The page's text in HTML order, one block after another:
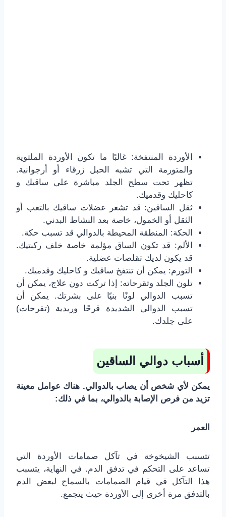
الأوردة المنتفخة: غالبًا ما تكون الأوردة الملتوية
والمتورمة التي تشبه الحبل زرقاء أو أرجوانية.
تظهر تحت سطح الجلد مباشرة على ساقيك و
كاحليك وقدميك.
ثقل الساقين: قد تشعر عضلات ساقيك بالتعب أو
الثقل أو الخمول، خاصة بعد النشاط البدني.
الحكة: المنطقة المحيطة بالدوالي قد تسبب حكة.
الألم: قد تكون الساق مؤلمة خاصة خلف ركبتيك.
قد يكون لديك تقلصات عضلية.
التورم: يمكن أن تنتفخ ساقيك و كاحليك وقدميك.
تلون الجلد وتقرحاته: إذا تركت دون علاج، يمكن أن
تسبب الدوالي لونًا بنيًا على بشرتك. يمكن أن
تسبب الدوالى الشديدة قرحًا وريدية (تقرحات)
على جلدك.
أسباب دوالي الساقين
يمكن لأي شخص أن يصاب بالدوالي. هناك عوامل معينة
تزيد من فرص الإصابة بالدوالي، بما في ذلك:
العمر
تتسبب الشيخوخة في تآكل صمامات الأوردة التي
تساعد على التحكم في تدفق الدم. في النهاية، يتسبب
هذا التآكل في قيام الصمامات بالسماح لبعض الدم
بالتدفق مرة أخرى إلى الأوردة حيث يتجمع.